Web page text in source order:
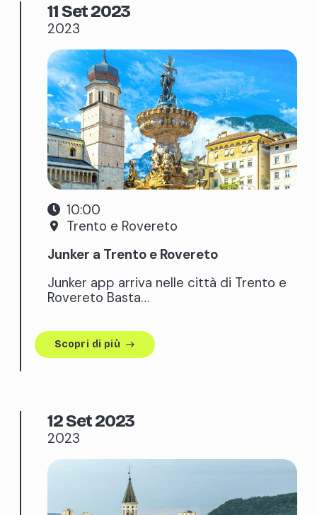
11 Set 2023
2023
10:00
place
Trento e Rovereto
Junker a Trento e Rovereto
Junker app arriva nelle città di Trento e
Rovereto Basta…
Scopri di più east
12 Set 2023
2023